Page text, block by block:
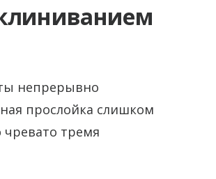
непрерывно
прослойка слишком
чревато тремя